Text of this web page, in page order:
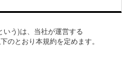
う)は、当社が運営する
のとおり本規約を定めます。